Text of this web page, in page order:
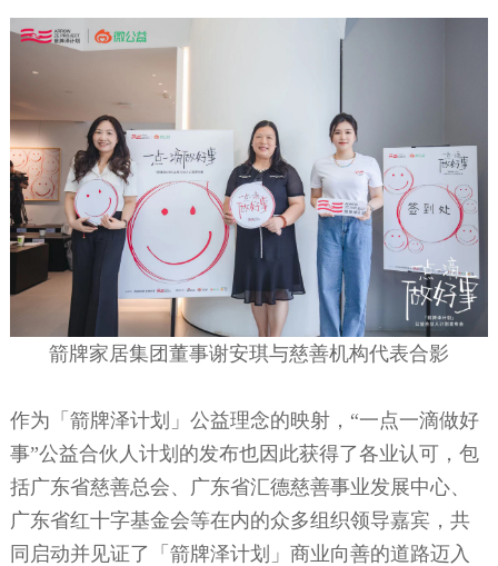
箭牌家居集团董事谢安琪与慈善机构代表合影
作为「箭牌泽计划」公益理念的映射， “一点一滴做好
事”公益合伙人计划的发布也因此获得了各业认可，包
括广东省慈善总会、广东省汇德慈善事业发展中心、
广东省红十字基金会等在内的众多组织领导嘉宾，共
同启动并见证了「箭牌泽计划」商业向善的道路迈入